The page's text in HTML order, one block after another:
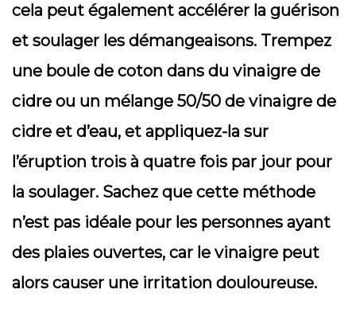
cela peut également accélérer la guérison
et soulager les démangeaisons. Trempez
une boule de coton dans du vinaigre de
cidre ou un mélange 50/50 de vinaigre de
cidre et d’eau, et appliquez-la sur
l’éruption trois à quatre fois par jour pour
la soulager. Sachez que cette méthode
n’est pas idéale pour les personnes ayant
des plaies ouvertes, car le vinaigre peut
alors causer une irritation douloureuse.